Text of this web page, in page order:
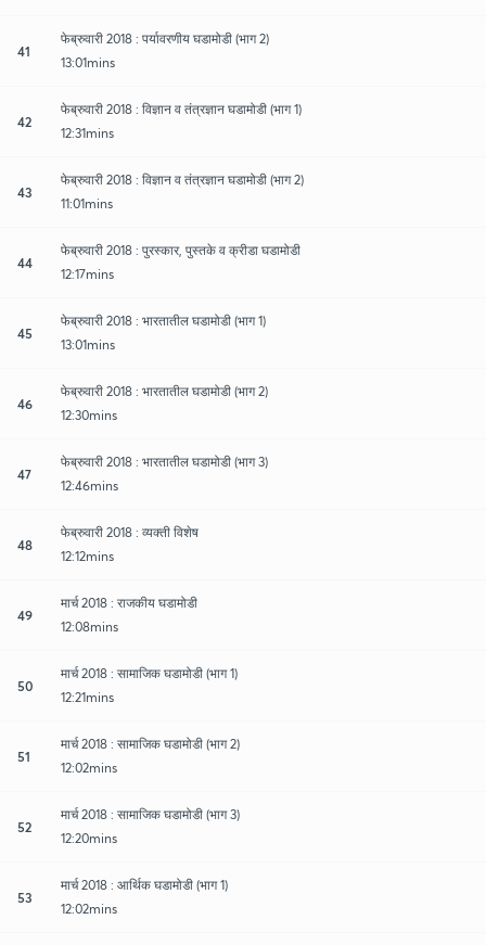
41
फेब्रुवारी 2018 : पर्यावरणीय घडामोडी (भाग 2)
13:01mins
42
फेब्रुवारी 2018 : विज्ञान व तंत्रज्ञान घडामोडी (भाग 1)
12:31mins
43
फेब्रुवारी 2018 : विज्ञान व तंत्रज्ञान घडामोडी (भाग 2)
11:01mins
44
फेब्रुवारी 2018 : पुरस्कार, पुस्तके व क्रीडा घडामोडी
12:17mins
45
फेब्रुवारी 2018 : भारतातील घडामोडी (भाग 1)
13:01mins
46
फेब्रुवारी 2018 : भारतातील घडामोडी (भाग 2)
12:30mins
47
फेब्रुवारी 2018 : भारतातील घडामोडी (भाग 3)
12:46mins
48
फेब्रुवारी 2018 : व्यक्ती विशेष
12:12mins
49
मार्च 2018 : राजकीय घडामोडी
12:08mins
50
मार्च 2018 : सामाजिक घडामोडी (भाग 1)
12:21mins
51
मार्च 2018 : सामाजिक घडामोडी (भाग 2)
12:02mins
52
मार्च 2018 : सामाजिक घडामोडी (भाग 3)
12:20mins
53
मार्च 2018 : आर्थिक घडामोडी (भाग 1)
12:02mins